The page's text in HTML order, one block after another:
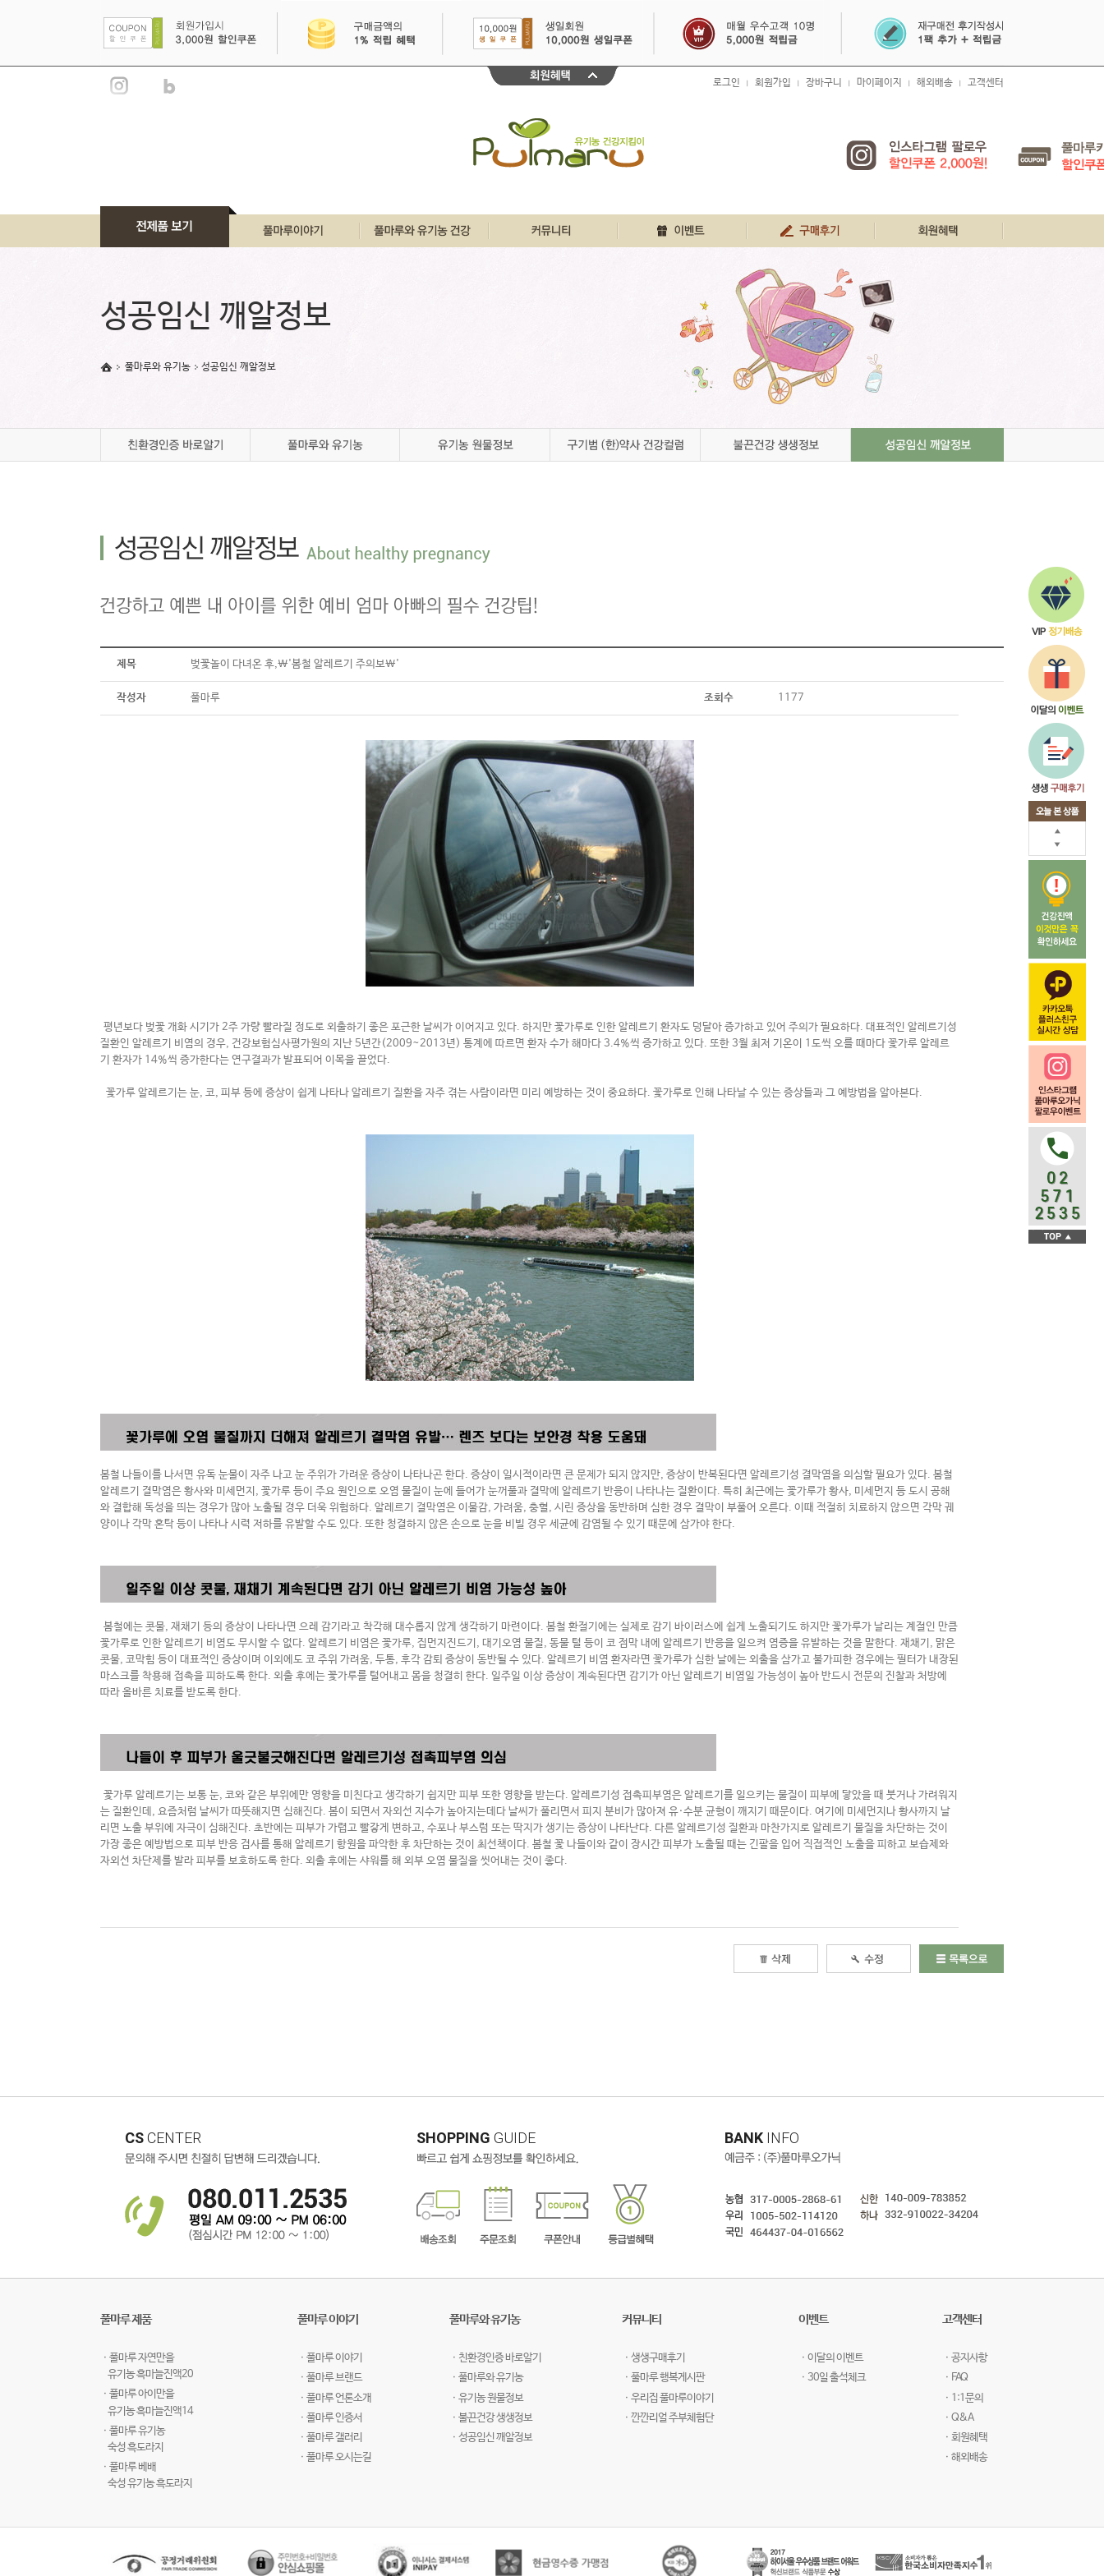
로그인 회원가입 장바구니 마이페이지 해외배송 고객센터
풀마루 브랜드
풀마루 언론소개
풀마루 갤러리
30일 출석체크
생생 구매 후기
성공임신 깨알정보
풀마루와 유기농 성공임신 깨알정보
제목 벚꽃놀이 다녀온 후,\'봄철 알레르기 주의보\'
작성자 풀마루 조회수 1177
평년보다 벚꽃 개화 시기가 2주 가량 빨라질 정도로 외출하기 좋은 포근한 날씨가 이어지고 있다. 하지만 꽃가루로 인한 알레르기 환자도 덩달아 증가하고 있어 주의가 필요하다. 대표적인 알레르기성
질환인 알레르기 비염의 경우, 건강보험심사평가원의 지난 5년간(2009~2013년 ) 통계에 따르면 환자 수가 해마다 3.4%씩 증가하고 있다. 또한 3월 최저 기온이 1 도씩 오를 때마다 꽃가루 알레르
기 환자가 14%씩 증가한다는 연구결과가 발표되어 이목을 끌었다.
꽃가루 알레르기는 눈, 코, 피부 등에 증상이 쉽게 나타나 알레르기 질환을 자주 겪는 사람이라면 미리 예방하는 것이 중요하다. 꽃가루로 인해 나타날 수 있는 증상들과 그 예방법을 알아본다.
봄철 나들이를 나서면 유독 눈물이 자주 나고 눈 주위가 가려운 증상이 나타나곤 한다. 증상이 일시적이라면 큰 문제가 되지 않지만, 증상이 반복된다면 알레르기성 결막염을 의심할 필요가 있다. 봄철
알레르기 결막염은 황사와 미세먼지 , 꽃가루 등이 주요 원인으로 오염 물질이 눈에 들어가 눈꺼풀과 결막에 알레르기 반응이 나타나는 질환이다. 특히 최근에는 꽃가루가 황사, 미세먼지 등 도시 공해
와 결합해 독성을 띄는 경우가 많아 노출될 경우 더욱 위험하다. 알레르기 결막염은 이물감, 가려움, 충혈 , 시린 증상을 동반하며 심한 경우 결막이 부풀어 오른다. 이때 적절히 치료하지 않으면 각막 궤
양이나 각막 혼탁 등이 나타나 시력 저하를 유발할 수도 있다. 또한 청결하지 않은 손으로 눈을 비빌 경우 세균에 감염될 수 있기 때문에 삼가야 한다.
봄철에는 콧물, 재채기 등의 증상이 나타나면 으레 감기라고 착각해 대수롭지 않게 생각하기 마련이다. 봄철 환절기에는 실제로 감기 바이러스에 쉽게 노출되기도 하지만 꽃가루가 날리는 계절인 만큼
꽃가루로 인한 알레르기 비염도 무시할 수 없다. 알레르기 비염은 꽃가루, 집먼지진드기 , 대기오염 물질 , 동물 털 등이 코 점막 내에 알레르기 반응을 일으켜 염증을 유발하는 것을 말한다. 재채기 , 맑은
콧물, 코막힘 등이 대표적인 증상이며 이외에도 코 주위 가려움, 두통, 후각 감퇴 증상이 동반될 수 있다. 알레르기 비염 환자라면 꽃가루가 심한 날에는 외출을 삼가고 불가피한 경우에는 필터가 내장된
마스크를 착용해 접촉을 피하도록 한다. 외출 후에는 꽃가루를 털어내고 몸을 청결히 한다. 일주일 이상 증상이 계속된다면 감기가 아닌 알레르기 비염일 가능성이 높아 반드시 전문의 진찰과 처방에
따라 올바른 치료를 받도록 한다.
꽃가루 알레르기는 보통 눈, 코와 같은 부위에만 영향을 미친다고 생각하기 쉽지만 피부 또한 영향을 받는다. 알레르기성 접촉피부염은 알레르기를 일으키는 물질이 피부에 닿았을 때 붓거나 가려워지
는 질환인데 , 요즘처럼 날씨가 따뜻해지면 심해진다. 봄이 되면서 자외선 지수가 높아지는데다 날씨가 풀리면서 피지 분비가 많아져 유·수분 균형이 깨지기 때문이다. 여기에 미세먼지나 황사까지 날
리면 노출 부위에 자극이 심해진다. 초반에는 피부가 가렵고 빨갛게 변하고, 수포나 부스럼 또는 딱지가 생기는 증상이 나타난다. 다른 알레르기성 질환과 마찬가지로 알레르기 물질을 차단하는 것이
가장 좋은 예방법으로 피부 반응 검사를 통해 알레르기 항원을 파악한 후 차단하는 것이 최선책이다. 봄철 꽃 나들이와 같이 장시간 피부가 노출될 때는 긴팔을 입어 직접적인 노출을 피하고 보습제와
자외선 차단제를 발라 피부를 보호하도록 한다. 외출 후에는 샤워를 해 외부 오염 물질을 씻어내는 것이 좋다.
CSCENTER SHOPPING GUIDE BANK INFO
풀마루 제품
ㆍ풀마루 자연만을
유기농 흑마늘진액20
ㆍ풀마루 아이만을
유기농 흑마늘진액14
ㆍ풀마루 유기농
숙성 흑도라지
ㆍ풀마루 베배
숙성 유기농 흑도라지
풀마루 이야기
ㆍ풀마루 이야기
ㆍ풀마루 브랜드
ㆍ풀마루 언론소개
ㆍ풀마루 인증서
ㆍ풀마루 갤러리
ㆍ풀마루 오시는길
풀마루와 유기농
ㆍ친환경인증 바로알기
ㆍ풀마루와 유기농
ㆍ유기농 원물정보
ㆍ불끈건강 생생정보
ㆍ성공임신 깨알정보
커뮤니티
ㆍ생생구매후기
ㆍ풀마루 행복게시판
ㆍ우리집 풀마루이야기
ㆍ깐깐리얼 주부체험단
이벤트
ㆍ이달의 이벤트
ㆍ30일 출석체크
고객센터
ㆍ공지사항
ㆍFAQ
ㆍ1:1문의
ㆍQ&A
ㆍ회원혜택
ㆍ해외배송